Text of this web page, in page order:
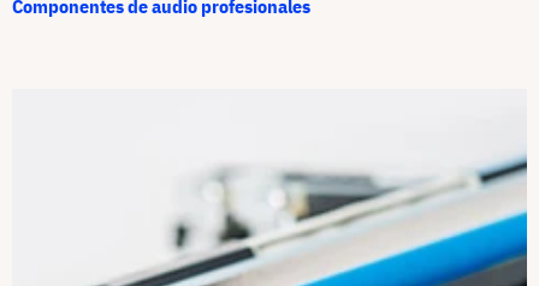
Componentes de audio profesionales